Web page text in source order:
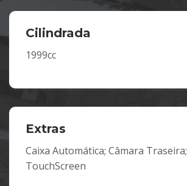
Cilindrada
1999cc
Extras
Caixa Automática; Câmara Traseira;
TouchScreen